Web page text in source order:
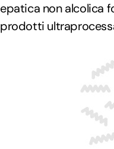
epatica non alcolica
prodotti